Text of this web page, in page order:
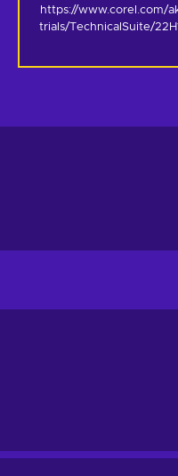
https://www.corel.com/
trials/TechnicalSuite/